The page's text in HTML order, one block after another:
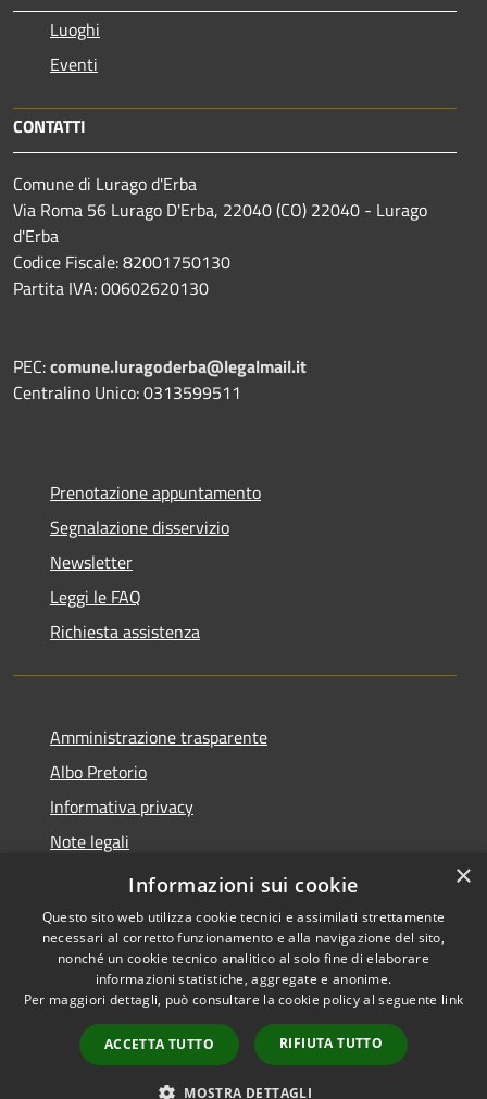
Luoghi
Eventi
CONTATTI
Comune di Lurago d'Erba
Via Roma 56 Lurago D'Erba, 22040 (CO) 22040 - Lurago
d'Erba
Codice Fiscale: 82001750130
Partita IVA: 00602620130
PEC:comune.luragoderba@legalmail.it
Centralino Unico: 0313599511
Prenotazione appuntamento
Segnalazione disservizio
Newsletter
Leggi le FAQ
Richiesta assistenza
Amministrazione trasparente
Albo Pretorio
Informativa privacy
Note legali
Dichiarazione di accessibilità
Accessibilità
Copyright © 2026 • Comune di
Lurago d'Erba • Powered by
Municipium•
Accesso
redazione
×
Informazioni sui cookie
Questo sito web utilizza cookie tecnici e assimilati strettamente
necessari al corretto funzionamento e alla navigazione del sito,
nonché un cookie tecnico analitico al solo fine di elaborare
informazioni statistiche, aggregate e anonime.
Per maggiori dettagli, può consultare la cookie policy al seguente link
ACCETTA TUTTO RIFIUTA TUTTO
MOSTRA DETTAGLI